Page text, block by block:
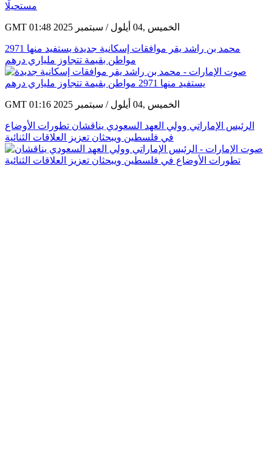
GMT 01:48 2025 الخميس ,04 أيلول / سبتمبر
محمد بن راشد يقر موافقات إسكانية جديدة يستفيد منها 2971
مواطن بقيمة تتجاوز ملياري درهم
GMT 01:16 2025 الخميس ,04 أيلول / سبتمبر
الرئيس الإماراتي وولي العهد السعودي يناقشان تطورات الأوضاع
في فلسطين ويبحثان تعزيز العلاقات الثنائية